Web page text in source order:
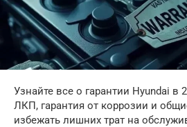
Узнайте все о гарантии Hyundai в
ЛКП, гарантия от коррозии и
избежать лишних трат на